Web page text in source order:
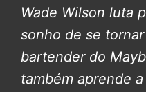
Wade Wilson luta
sonho de se
bartender do
também aprende